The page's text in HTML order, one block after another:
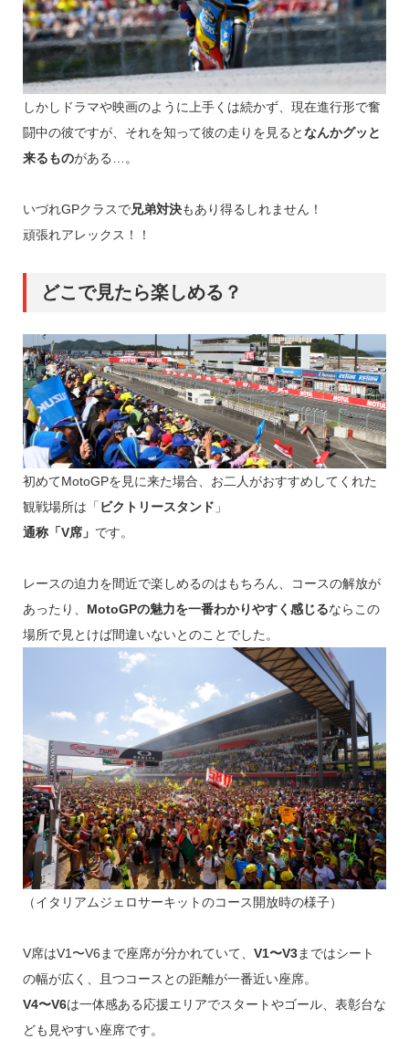
しかしドラマや映画のように上手くは続かず、現在進行形で奮
闘中の彼ですが、それを知って彼の走りを見るとなんかグッと
来るものがある…。
いづれGPクラスで兄弟対決もあり得るしれません！
頑張れアレックス！！
どこで見たら楽しめる？
初めてMotoGPを見に来た場合、お二人がおすすめしてくれた
観戦場所は「ビクトリースタンド 」
通称「V席」 です。
レースの迫力を間近で楽しめるのはもちろん、コースの解放が
あったり、 MotoGPの魅力を一番わかりやすく感じるならこの
場所で見とけば間違いないとのことでした。
（イタリアムジェロサーキットのコース開放時の様子）
V席はV1〜V6まで座席が分かれていて、 V1〜V3まではシート
の幅が広く、且つコースとの距離が一番近い座席。
V4〜V6は一体感ある応援エリアでスタートやゴール、表彰台な
ども見やすい座席です。